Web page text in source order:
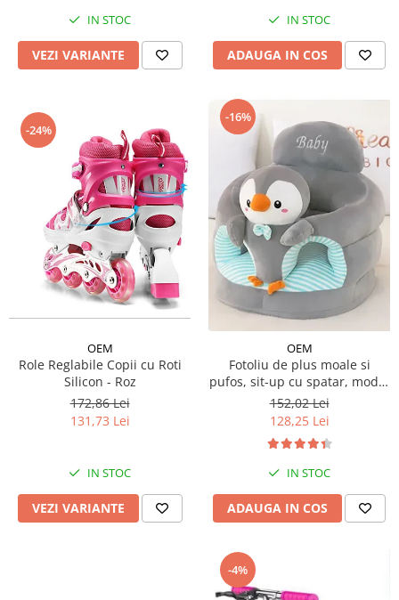
IN STOC
VEZI VARIANTE
IN STOC
ADAUGA IN COS
-24%
OEM
Role Reglabile Copii cu Roti
Silicon - Roz
172,86 Lei
131,73 Lei
IN STOC
VEZI VARIANTE
-16%
OEM
Fotoliu de plus moale si
pufos, sit-up cu spatar, model
animalute
152,02 Lei
128,25 Lei
IN STOC
ADAUGA IN COS
-4%